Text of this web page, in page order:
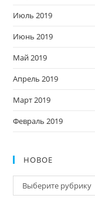
Июль 2019
Июнь 2019
Май 2019
Апрель 2019
Март 2019
Февраль 2019
НОВОЕ
Новое
Выберите рубрику